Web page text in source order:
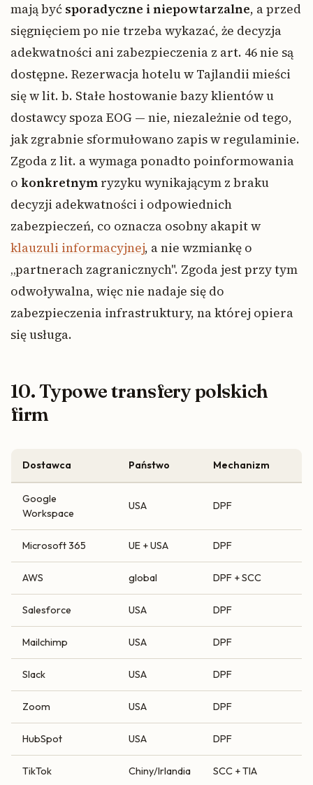
mają być sporadyczne i niepowtarzalne, a przed
sięgnięciem po nie trzeba wykazać, że decyzja
adekwatności ani zabezpieczenia z art. 46 nie są
dostępne. Rezerwacja hotelu w Tajlandii mieści
się w lit. b. Stałe hostowanie bazy klientów u
dostawcy spoza EOG — nie, niezależnie od tego,
jak zgrabnie sformułowano zapis w regulaminie.
Zgoda z lit. a wymaga ponadto poinformowania
o konkretnym ryzyku wynikającym z braku
decyzji adekwatności i odpowiednich
zabezpieczeń, co oznacza osobny akapit w
klauzuli informacyjnej, a nie wzmiankę o
„partnerach zagranicznych". Zgoda jest przy tym
odwoływalna, więc nie nadaje się do
zabezpieczenia infrastruktury, na której opiera
się usługa.
10. Typowe transfery polskich
firm
Dostawca Państwo Mechanizm
Google
Workspace
USA DPF
Microsoft 365 UE + USA DPF
AWS global DPF + SCC
Salesforce USA DPF
Mailchimp USA DPF
Slack USA DPF
Zoom USA DPF
HubSpot USA DPF
TikTok Chiny/Irlandia SCC + TIA